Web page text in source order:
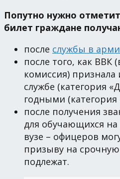
Попутно нужно
билет граждане
после службы в
после того, как ВВК
комиссия)
службе (категория
годными (категория
после получения
для обучающихся
вузе – офицеров
призыву на
подлежат.